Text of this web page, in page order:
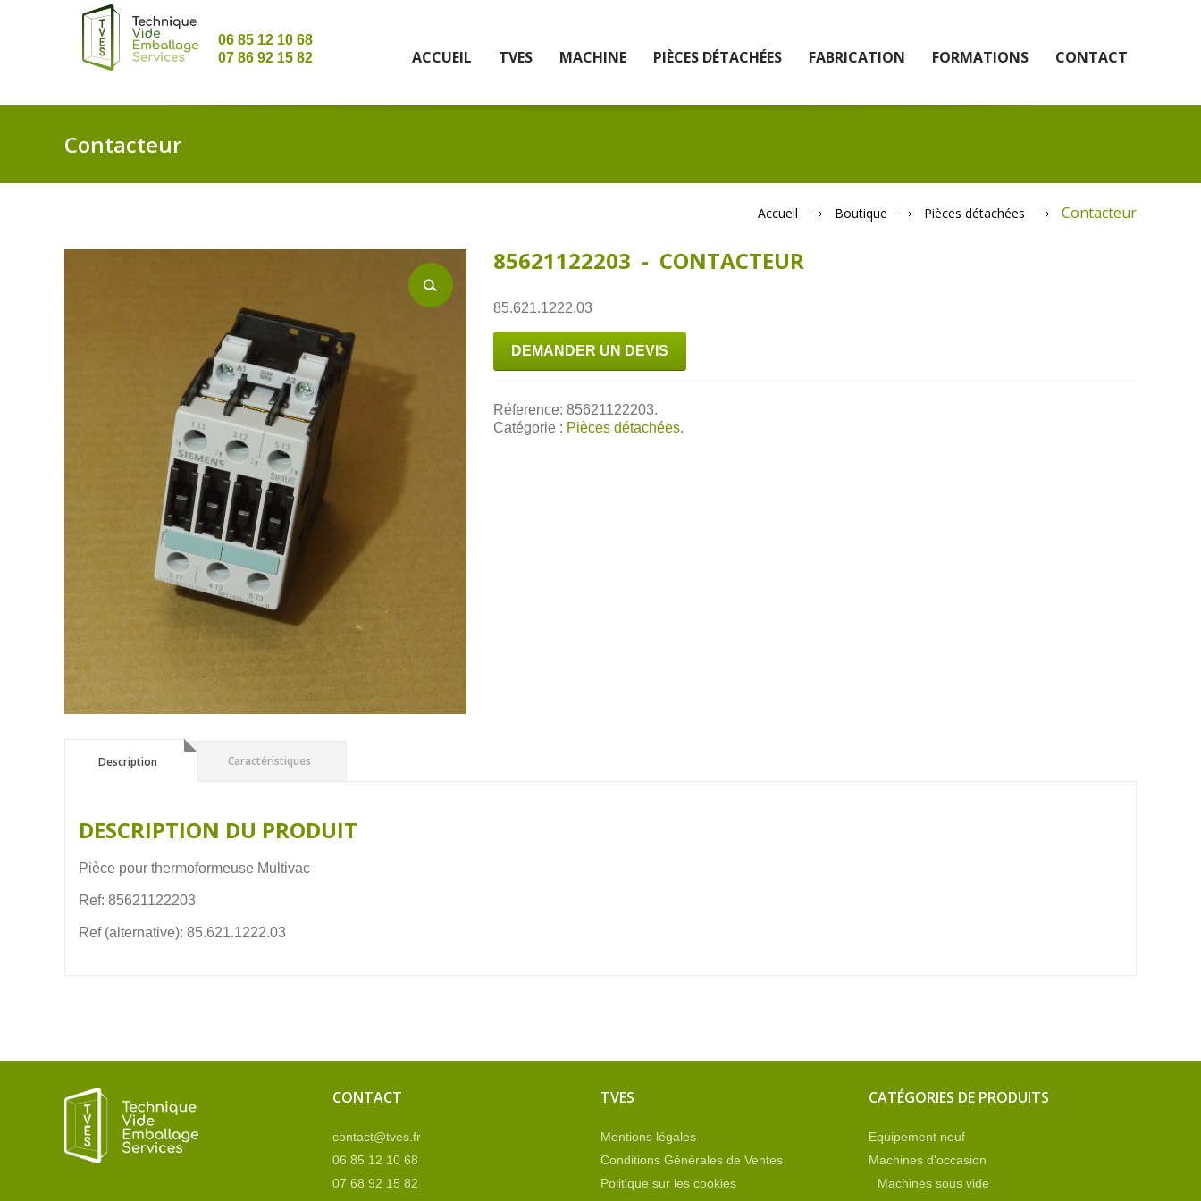
06 85 12 10 68
07 86 92 15 82
ACCUEIL TVES MACHINE PIÈCES DÉTACHÉES FABRICATION FORMATIONS CONTACT
Contacteur
Accueil Boutique Pièces détachées Contacteur
85621122203 - CONTACTEUR
85.621.1222.03
DEMANDER UN DEVIS
Réference: 85621122203.
Catégorie : Pièces détachées.
Description
Description Caractéristiques
DESCRIPTION DU PRODUIT
Pièce pour thermoformeuse Multivac
Ref: 85621122203
Ref (alternative): 85.621.1222.03
CONTACT
contact@tves.fr
06 85 12 10 68
07 68 92 15 82
TVES
Mentions légales
Conditions Générales de Ventes
Politique sur les cookies
CATÉGORIES DE PRODUITS
Equipement neuf
Machines d'occasion
Machines sous vide